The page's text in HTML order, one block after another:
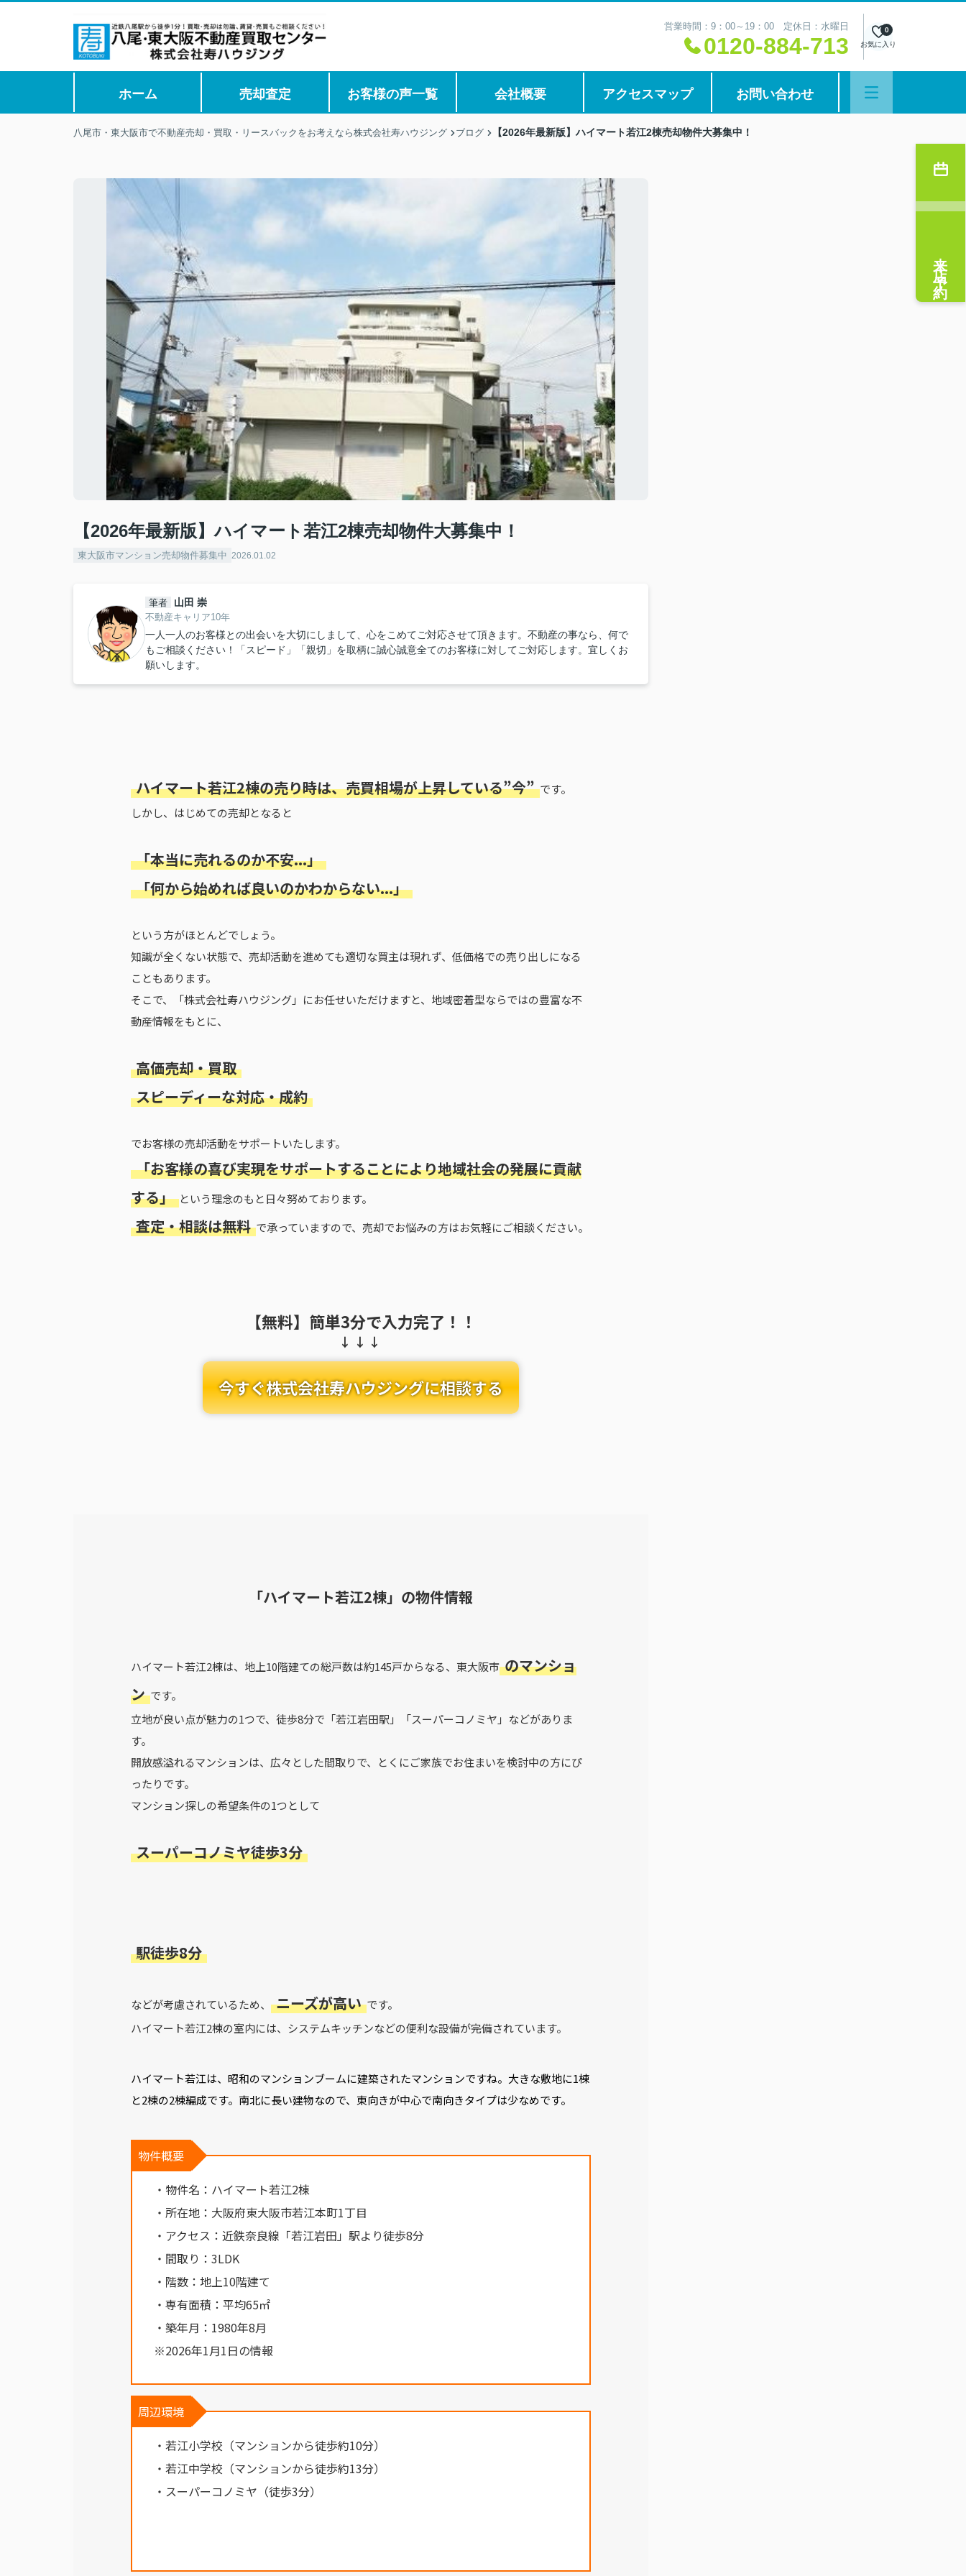
営業時間：9：00～19：00 定休日：水曜日
0120-884-713 お気に入り
0
ホーム 売却査定 お客様の声一覧 会社概要 アクセスマップ お問い合わせ
八尾市・東大阪市で不動産売却・買取・リースバックをお考えなら株式会社寿ハウジング ブログ 【2026年最新版】ハイマート若江2棟売却物件大募集中！
【2026年最新版】ハイマート若江2棟売却物件大募集中！
東大阪市マンション売却物件募集中 2026.01.02
筆者 山田 崇
不動産キャリア10年
一人一人のお客様との出会いを大切にしまして、心をこめてご対応させて頂きます。不動産の事なら、何で
もご相談ください！「スピード」「親切」を取柄に誠心誠意全てのお客様に対してご対応します。宜しくお
願いします。
ハイマート若江2棟の売り時は、売買相場が上昇している”今” です。
しかし、はじめての売却となると
「本当に売れるのか不安...」
「何から始めれば良いのかわからない...」
という方がほとんどでしょう。
知識が全くない状態で、売却活動を進めても適切な買主は現れず、低価格での売り出しになる
こともあります。
そこで、「株式会社寿ハウジング」にお任せいただけますと、地域密着型ならではの豊富な不
動産情報をもとに、
高価売却・買取
スピーディーな対応・成約
でお客様の売却活動をサポートいたします。
「お客様の喜び実現をサポートすることにより地域社会の発展に貢献
する」 という理念のもと日々努めております。
査定・相談は無料 で承っていますので、売却でお悩みの方はお気軽にご相談ください。
【無料】簡単3分で入力完了！！
今すぐ株式会社寿ハウジングに相談する
「ハイマート若江2棟」 の物件情報
ハイマート若江2棟は、地上10階建ての総戸数は約145戸からなる、東大阪市 のマンショ
ン です。
立地が良い点が魅力の1つで、徒歩8分で「若江岩田駅」「スーパーコノミヤ」などがありま
す。
開放感溢れるマンションは、広々とした間取りで、とくにご家族でお住まいを検討中の方にぴ
ったりです。
マンション探しの希望条件の1つとして
スーパーコノミヤ徒歩3分
駅徒歩8分
などが考慮されているため、 ニーズが高い です。
ハイマート若江2棟の室内には、システムキッチンなどの便利な設備が完備されています。
ハイマート若江は、昭和のマンションブームに建築されたマンションですね。大きな敷地に1棟
と2棟の2棟編成です。南北に長い建物なので、東向きが中心で南向きタイプは少なめです。
物件概要
・物件名：ハイマート若江2棟
・所在地：大阪府東大阪市若江本町1丁目
・アクセス：近鉄奈良線「若江岩田」駅より徒歩8分
・間取り：3LDK
・階数：地上10階建て
・専有面積：平均65㎡
・築年月：1980年8月
※2026年1月1日の情報
周辺環境
・若江小学校（マンションから徒歩約10分）
・若江中学校（マンションから徒歩約13分）
・スーパーコノミヤ（徒歩3分）
来店予約